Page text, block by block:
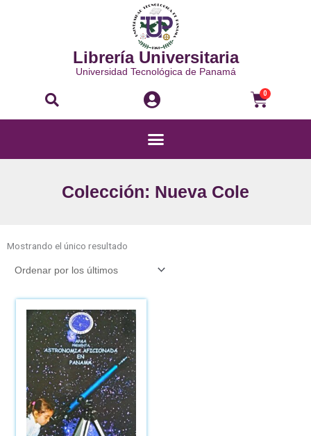
Librería Universitaria
Universidad Tecnológica de Panamá
Buscar 0
Menú
Colección: Nueva Cole
Mostrando el único resultado